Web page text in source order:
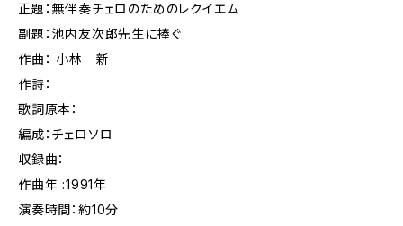
正題：無伴奏チェロのためのレクイエム
副題：池内友次郎先生に捧ぐ
作曲： 小林 新
作詩：
歌詞原本：
編成：チェロソロ
収録曲：
作曲年 :1991年
演奏時間：約10分